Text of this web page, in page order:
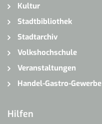
Kultur
Stadtbibliothek
Stadtarchiv
Volkshochschule
Veranstaltungen
Handel-Gastro-Gewerbe
Hilfen